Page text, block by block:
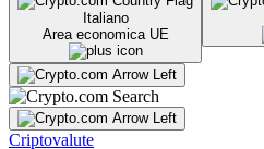
Italiano
Area economica UE
Criptovalute